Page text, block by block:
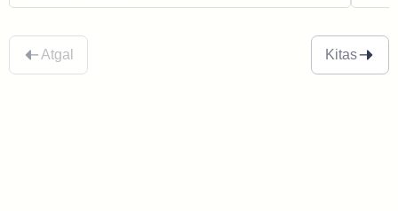
Atgal Kitas